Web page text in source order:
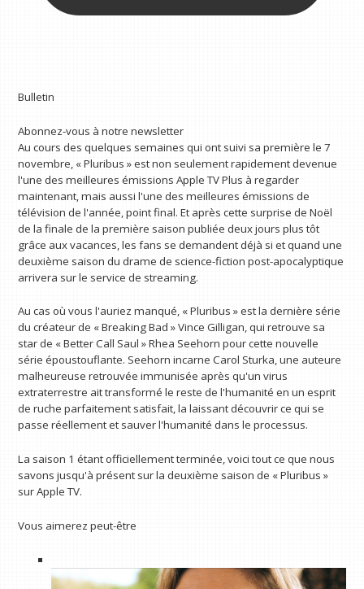
Bulletin
Abonnez-vous à notre newsletter
Au cours des quelques semaines qui ont suivi sa première le 7
novembre, « Pluribus » est non seulement rapidement devenue
l'une des meilleures émissions Apple TV Plus à regarder
maintenant, mais aussi l'une des meilleures émissions de
télévision de l'année, point final. Et après cette surprise de Noël
de la finale de la première saison publiée deux jours plus tôt
grâce aux vacances, les fans se demandent déjà si et quand une
deuxième saison du drame de science-fiction post-apocalyptique
arrivera sur le service de streaming.
Au cas où vous l'auriez manqué, « Pluribus » est la dernière série
du créateur de « Breaking Bad » Vince Gilligan, qui retrouve sa
star de « Better Call Saul » Rhea Seehorn pour cette nouvelle
série époustouflante. Seehorn incarne Carol Sturka, une auteure
malheureuse retrouvée immunisée après qu'un virus
extraterrestre ait transformé le reste de l'humanité en un esprit
de ruche parfaitement satisfait, la laissant découvrir ce qui se
passe réellement et sauver l'humanité dans le processus.
La saison 1 étant officiellement terminée, voici tout ce que nous
savons jusqu'à présent sur la deuxième saison de « Pluribus »
sur Apple TV.
Vous aimerez peut-être